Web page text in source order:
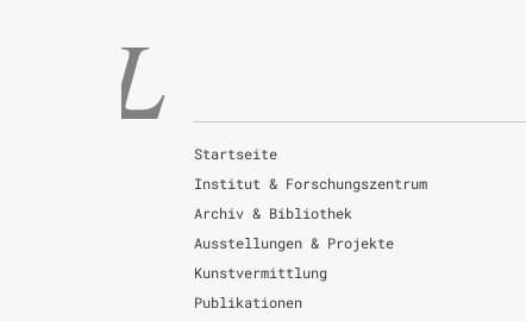
Startseite
Institut & Forschungszentrum
Archiv & Bibliothek
Ausstellungen & Projekte
Kunstvermittlung
Publikationen